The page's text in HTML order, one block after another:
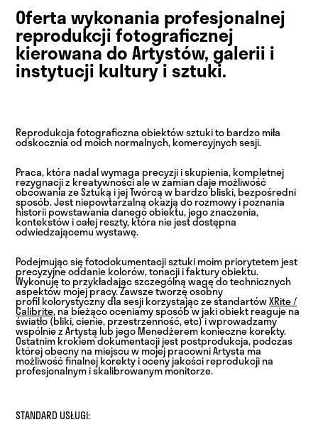
Oferta wykonania profesjonalnej
reprodukcji fotograficznej
kierowana do Artystów, galerii i
instytucji kultury i sztuki.
Reprodukcja fotograficzna obiektów sztuki to bardzo miła
odskocznia od moich normalnych, komercyjnych sesji.
Praca, która nadal wymaga precyzji i skupienia, kompletnej
rezygnacji z kreatywności ale w zamian daje możliwość
obcowania ze Sztuką i jej Twórcą w bardzo bliski, bezpośredni
sposób. Jest niepowtarzalną okazją do rozmowy i poznania
historii powstawania danego obiektu, jego znaczenia,
kontekstów i całej reszty, która nie jest dostępna
odwiedzającemu wystawę.
Podejmując się fotodokumentacji sztuki moim priorytetem jest
precyzyjne oddanie kolorów, tonacji i faktury obiektu.
Wykonuję to przykładając szczególną wagę do technicznych
aspektów mojej pracy. Zawsze tworzę osobny
profil kolorystyczny dla sesji korzystając ze standartówXRite /
Calibrite, na bieżąco oceniamy sposób w jaki obiekt reaguje na
światło (bliki, cienie, przestrzenność, etc) i wprowadzamy
wspólnie z Artystą lub jego Menedżerem konieczne korekty.
Ostatnim krokiem dokumentacji jest postprodukcja, podczas
której obecny na miejscu w mojej pracowni Artysta ma
możliwość finalnej korekty i oceny jakości reprodukcji na
profesjonalnym i skalibrowanym monitorze.
STANDARD USŁUGI: